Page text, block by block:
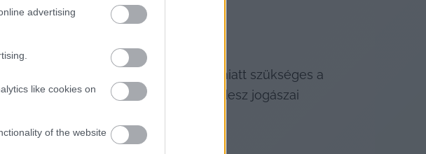
advertising
like cookies on
of the website
fog aratni.
tapasztalható „gyűlöletcunami” miatt szükséges a
manipulációról értesültek, és a Fidesz jogászai
visszaéléseket.